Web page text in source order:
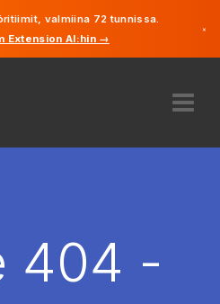
valmiina 72 tunnissa.
Extension AI:hin →
×
Saksa
Englanti
404 -